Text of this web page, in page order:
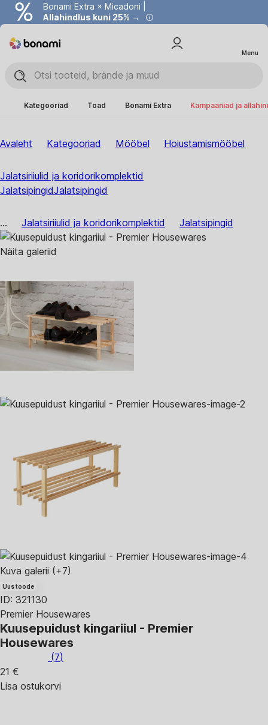
Bonami Extra × Micadoni |
Allahindlus kuni 25% →
Menu
Kategooriad Toad Bonami Extra Kampaaniad ja
Avaleht Kategooriad Mööbel Hoiustamismööbel
Jalatsiriiulid ja koridorikomplektid
JalatsipingidJalatsipingid
... Jalatsiriiulid ja koridorikomplektid Jalatsipingid
Näita galeriid
Kuva galerii (+7)
Uus toode
ID: 321130
Premier Housewares
Kuusepuidust kingariiul - Premier
Housewares
(7)
21 €
Lisa ostukorvi